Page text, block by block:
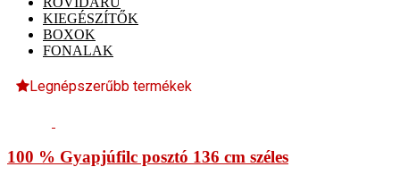
KIEGÉSZÍTŐK
BOXOK
FONALAK
Legnépszerűbb termékek
100 % Gyapjúfilc posztó 136 cm széles